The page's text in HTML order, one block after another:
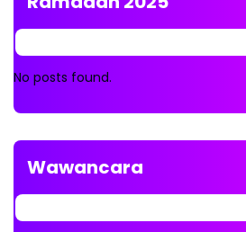
No posts found.
Wawancara